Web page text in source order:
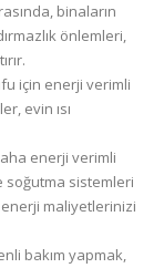
binaların
önlemleri,
için enerji verimli
evin ısı
enerji verimli
soğutma sistemleri
enerji maliyetlerinizi
bakım yapmak,